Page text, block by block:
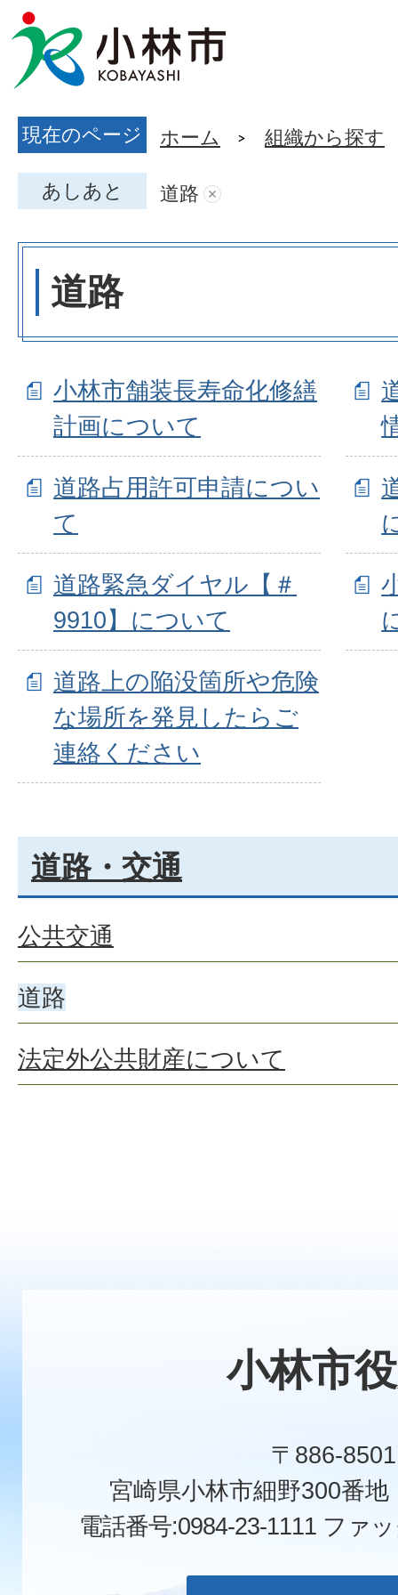
現在のページ ホーム 組織から探す
あしあと 道路
道路
小林市舗装長寿命化修繕
計画について
道路占用許可申請につい
て
道路緊急ダイヤル【＃
9910】について
道路上の陥没箇所や危険
な場所を発見したらご
連絡ください
道路・交通
公共交通
道路
法定外公共財産について
小林市
〒886-8501
宮崎県小林市細野300番
電話番号:0984-23-1111 ファ